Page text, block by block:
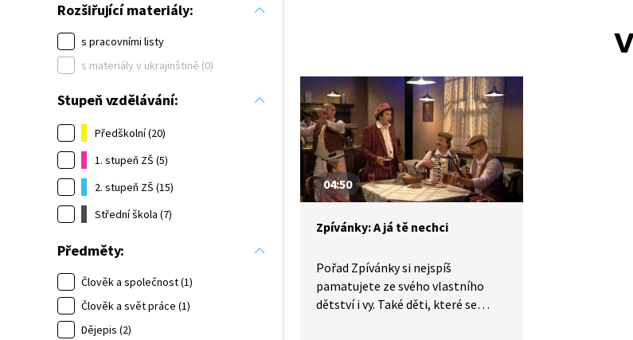
Rozšiřující materiály:
s pracovními listy
s materiály v ukrajinštině (0)
Stupeň vzdělávání:
Předškolní (20)
1. stupeň ZŠ (5)
2. stupeň ZŠ (15)
Střední škola (7)
Předměty:
Člověk a společnost (1)
Člověk a svět práce (1)
Dějepis (2)
04:50
Zpívánky: A já tě nechci
Pořad Zpívánky si nejspíš
pamatujete ze svého vlastního
dětství i vy. Také děti, které se